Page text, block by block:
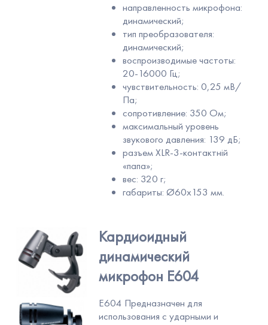
направленность микрофона:
динамический;
тип преобразователя:
динамический;
воспроизводимые частоты:
20-16000 Гц;
чувствительность: 0,25 мВ/
Па;
сопротивление: 350 Ом;
максимальный уровень
звукового давления: 139 дБ;
разъем XLR-3-контактній
«папа»;
вес: 320 г;
габариты: Ø60х153 мм.
Кардиоидный
динамический
микрофон Е604
Е604 Предназначен для
использования с ударными и